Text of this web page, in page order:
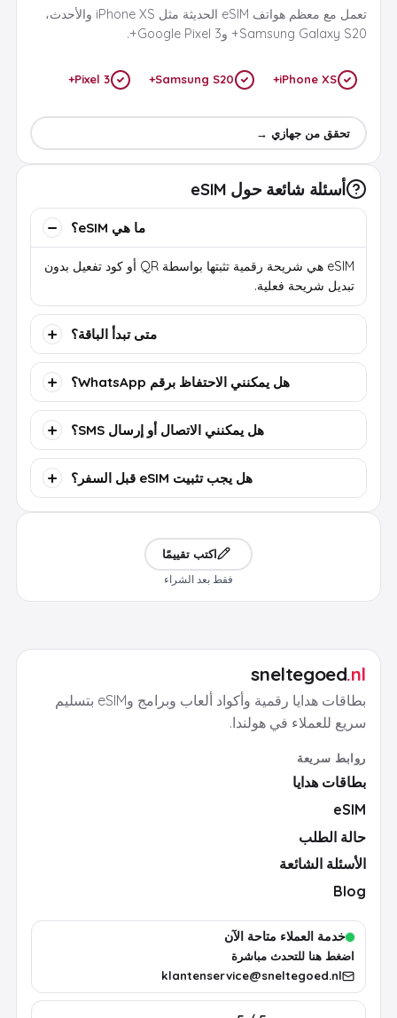
تعمل مع معظم هواتف eSIM الحديثة مثل iPhone XS والأحدث،
Samsung Galaxy S20+ وGoogle Pixel 3+.
iPhone XS+
Samsung S20+
Pixel 3+
تحقق من جهازي →
أسئلة شائعة حول eSIM
ما هي eSIM؟
eSIM هي شريحة رقمية تثبتها بواسطة QR أو كود تفعيل بدون
تبديل شريحة فعلية.
متى تبدأ الباقة؟
هل يمكنني الاحتفاظ برقم WhatsApp؟
هل يمكنني الاتصال أو إرسال SMS؟
هل يجب تثبيت eSIM قبل السفر؟
اكتب تقييمًا
فقط بعد الشراء
sneltegoed.nl
بطاقات هدايا رقمية وأكواد ألعاب وبرامج وeSIM بتسليم
سريع للعملاء في هولندا.
روابط سريعة
بطاقات هدايا
eSIM
حالة الطلب
الأسئلة الشائعة
Blog
خدمة العملاء متاحة الآن
اضغط هنا للتحدث مباشرة
klantenservice@sneltegoed.nl